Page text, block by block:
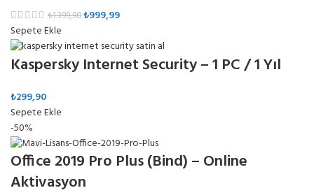
₺1.399,90₺999,99
Sepete Ekle
Kaspersky Internet Security – 1 PC / 1 Yıl
₺299,90
Sepete Ekle
-50%
Office 2019 Pro Plus (Bind) – Online
Aktivasyon